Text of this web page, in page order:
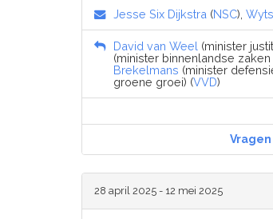
Jesse Six Dijkstra (NSC),
David van Weel (minister
(minister binnenlandse
Brekelmans (minister
groene groei) (VVD)
28 april 2025 - 12 mei 2025